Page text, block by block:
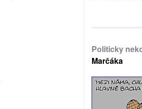
Politicky
Marčáka